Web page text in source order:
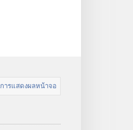
การแสดงผลหน้าจอ